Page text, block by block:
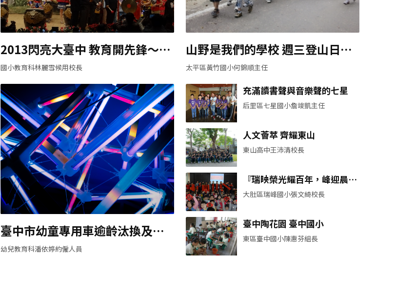
2013閃亮大臺中 教育開先鋒～特
色遊學啟航
國小教育科林麗雪候用校長
臺中市幼童專用車逾齡汰換及安
全管理宣導
幼兒教育科潘依婷約僱人員
山野是我們的學校 週三登山日是
大家的最愛
太平區黃竹國小何錦順主任
充滿讀書聲與音樂聲的七星
后里區七星國小詹竣凱主任
人文薈萃 齊耀東山
東山高中王沛清校長
『瑞映榮光耀百年，峰迎晨曦
勤樹人』
大肚區瑞峰國小張文綺校長
臺中陶花園 臺中國小
東區臺中國小陳惠芬組長